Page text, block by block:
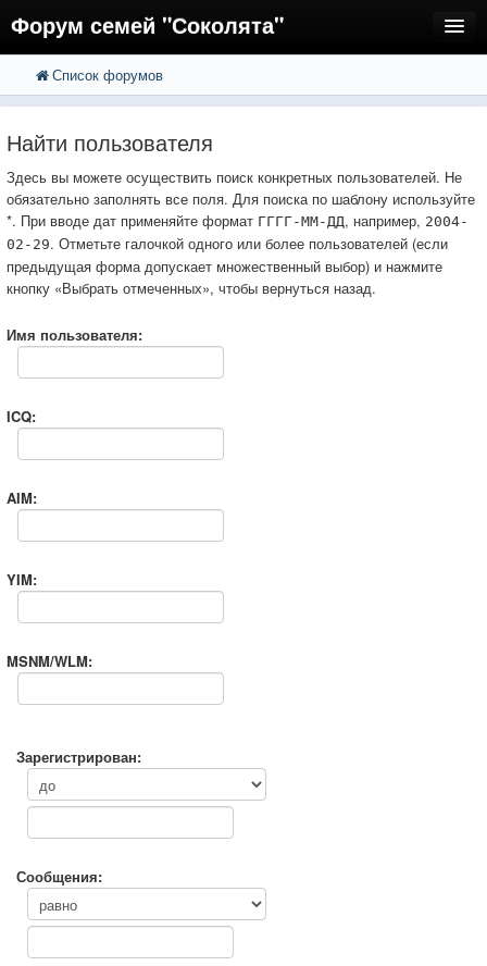
Форум семей "Соколята"
FAQ
Вход
Список форумов
Найти пользователя
Здесь вы можете осуществить поиск конкретных пользователей. Не
обязательно заполнять все поля. Для поиска по шаблону используйте
*. При вводе дат применяйте формат ГГГГ-ММ-ДД, например, 2004-
02-29. Отметьте галочкой одного или более пользователей (если
предыдущая форма допускает множественный выбор) и нажмите
кнопку «Выбрать отмеченных», чтобы вернуться назад.
Имя пользователя:
ICQ:
AIM:
YIM:
MSNM/WLM:
Зарегистрирован:
Сообщения: